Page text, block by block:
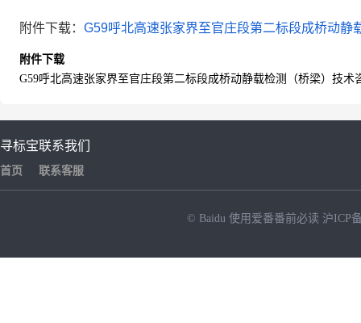
附件下载： G59呼北高速张家界至官庄段第二标段成桥动静
附件下载
G59呼北高速张家界至官庄段第二标段成桥动静载检测（桥梁）技术
寻标宝
首页
联系我们
联系客服
© Baidu 使用爱番番前必读 沪ICP